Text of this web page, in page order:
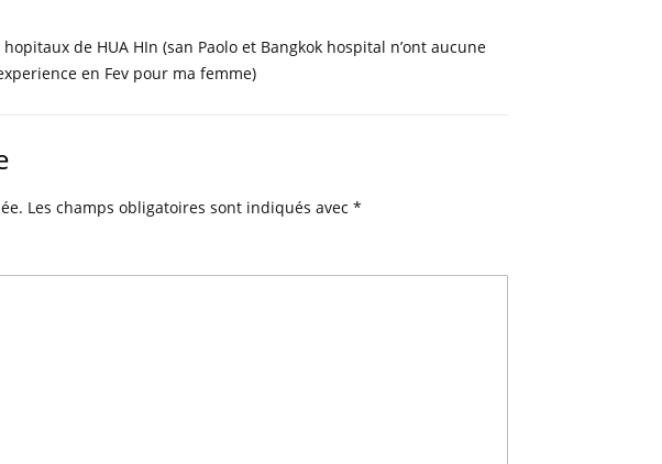
de HUA HIn (san Paolo et Bangkok hospital n’ont aucune
en Fev pour ma femme)
Les champs obligatoires sont indiqués avec *